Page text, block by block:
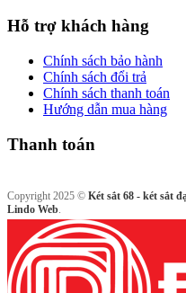
Hỗ trợ khách hàng
Chính sách bảo hành
Chính sách đổi trả
Chính sách thanh toán
Hướng dẫn mua hàng
Thanh toán
Copyright 2025 © Két sắt 68 - két sắt
Lindo Web.